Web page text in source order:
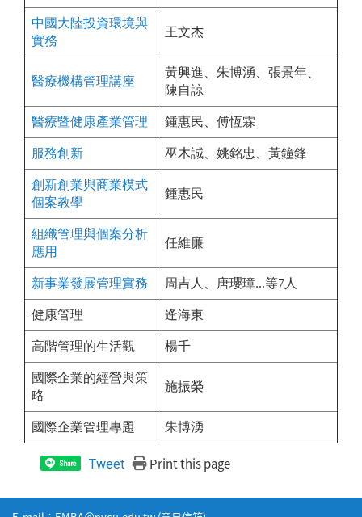
中國大陸投資環境與
實務
王文杰
醫療機構管理講座
黃興進、朱博湧、張景年、
陳自諒
醫療暨健康產業管理 鍾惠民、傅恆霖
服務創新 巫木誠、姚銘忠、黃鐘鋒
創新創業與商業模式
個案教學
鍾惠民
組織管理與個案分析
應用
任維廉
新事業發展管理實務 周吉人、唐瓔璋...等7人
健康管理 逄海東
高階管理的生活觀 楊千
國際企業的經營與策
略
施振榮
國際企業管理專題 朱博湧
Share Tweet Print this page